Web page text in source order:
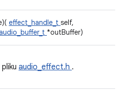
effect_handle_t self,
*outBuffer)
audio_effect.h .